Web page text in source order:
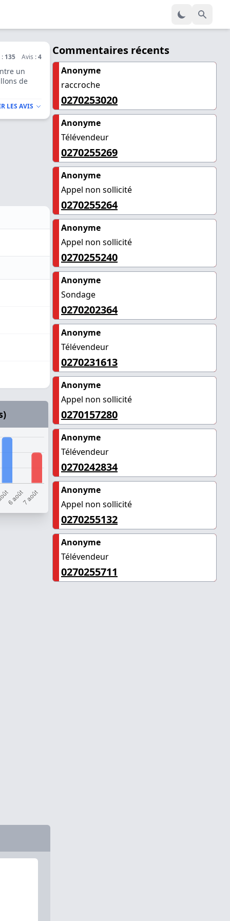
: 135 Avis :4
un
de
LES AVIS
Commentaires récents
Anonyme
raccroche
0270253020
Anonyme
Télévendeur
0270255269
Anonyme
Appel non sollicité
0270255264
Anonyme
Appel non sollicité
0270255240
Anonyme
Sondage
0270202364
Anonyme
Télévendeur
0270231613
Anonyme
Appel non sollicité
0270157280
Anonyme
Télévendeur
0270242834
Anonyme
Appel non sollicité
0270255132
Anonyme
Télévendeur
0270255711